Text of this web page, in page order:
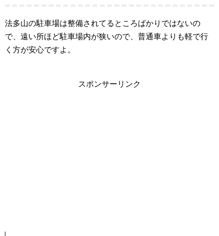
法多山の駐車場は整備されてるところばかりではないの
で、遠い所ほど駐車場内が狭いので、普通車よりも軽で行
く方が安心ですよ。
スポンサーリンク